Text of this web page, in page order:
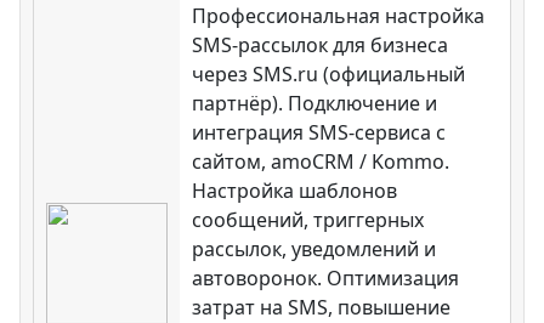
Профессиональная настройка
SMS-рассылок для бизнеса
через SMS.ru (официальный
партнёр). Подключение и
интеграция SMS-сервиса с
сайтом, amoCRM / Kommo.
Настройка шаблонов
сообщений, триггерных
рассылок, уведомлений и
автоворонок. Оптимизация
затрат на SMS, повышение